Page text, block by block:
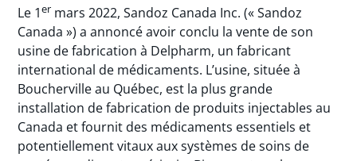
Le 1er mars 2022, Sandoz Canada Inc. (« Sandoz
Canada ») a annoncé avoir conclu la vente de son
usine de fabrication à Delpharm, un fabricant
international de médicaments. L’usine, située à
Boucherville au Québec, est la plus grande
installation de fabrication de produits injectables au
Canada et fournit des médicaments essentiels et
potentiellement vitaux aux systèmes de soins de